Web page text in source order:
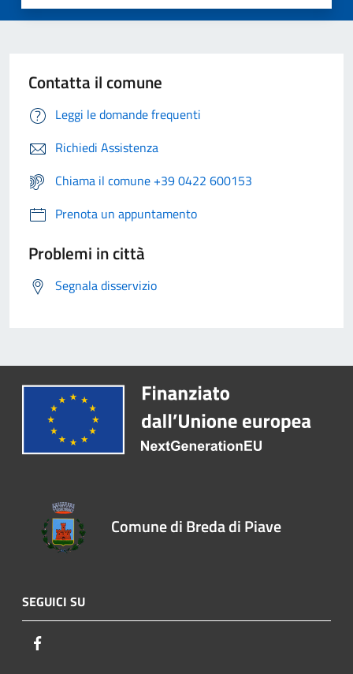
Contatta il comune
Leggi le domande frequenti
Richiedi Assistenza
Chiama il comune +39 0422 600153
Prenota un appuntamento
Problemi in città
Segnala disservizio
Comune di Breda di Piave
SEGUICI SU